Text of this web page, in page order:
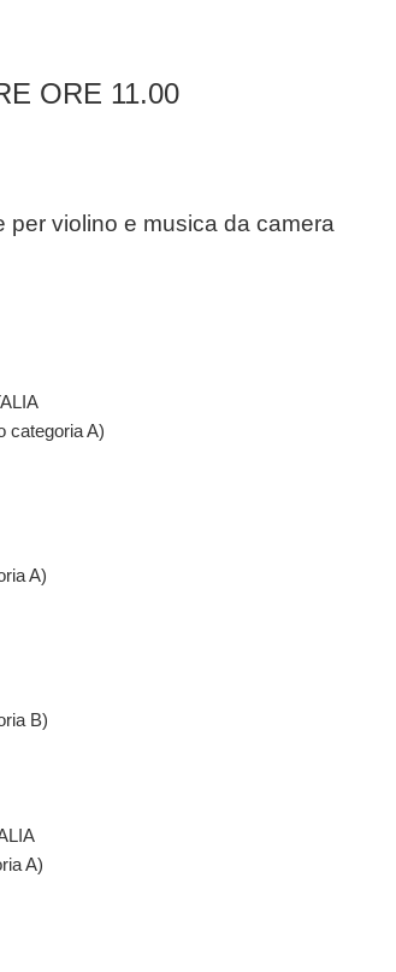
ORE 11.00
per violino e musica da camera
categoria A)
A)
B)
A)